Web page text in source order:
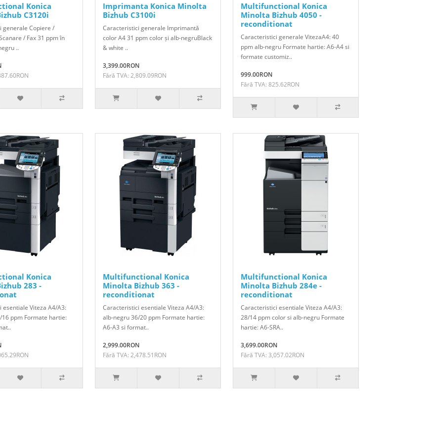
Konica
C3120i
generale Copiere /
/ Fax 31 ppm în
..
Imprimanta Konica Minolta
Bizhub C3100i
Caracteristici generale Imprimantă
color A4 31 ppm color și alb-negruBlack
& white ..
3,399.00RON
Fără TVA: 2,809.09RON
Multifunctional Konica
Minolta Bizhub 4050 -
reconditionat
Caracteristici generale VitezaA4: 40
ppm alb-negru Formate hartie: A6-A4 si
formate customiz..
999.00RON
Fără TVA: 825.62RON
Konica
283 -
esentiale Viteza A4/A3:
ppm Formate hartie:
Multifunctional Konica
Minolta Bizhub 363 -
reconditionat
Caracteristici esentiale Viteza A4/A3:
alb-negru 36/20 ppm Formate hartie:
A6-A3 si format..
2,999.00RON
Fără TVA: 2,478.51RON
Multifunctional Konica
Minolta Bizhub 284e -
reconditionat
Caracteristici esentiale Viteza A4/A3:
28/14 ppm color si alb-negru Formate
hartie: A6-SRA..
3,699.00RON
Fără TVA: 3,057.02RON